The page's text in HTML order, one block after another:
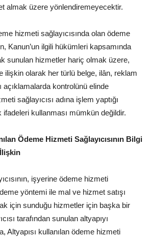
almak üzere yönlendiremeyecektir.
hizmeti sağlayıcısında olan ödeme
Kanun’un ilgili hükümleri kapsamında
sunulan hizmetler hariç olmak üzere,
ilişkin olarak her türlü belge, ilân, reklam
açıklamalarda kontrolünü elinde
sağlayıcısı adına işlem yaptığı
ifadeleri kullanması mümkün değildir.
Ödeme Hizmeti Sağlayıcısının Bilgi
işyerine ödeme hizmeti
yöntemi ile mal ve hizmet satışı
için sunduğu hizmetler için başka bir
tarafından sunulan altyapıyı
Altyapısı kullanılan ödeme hizmeti